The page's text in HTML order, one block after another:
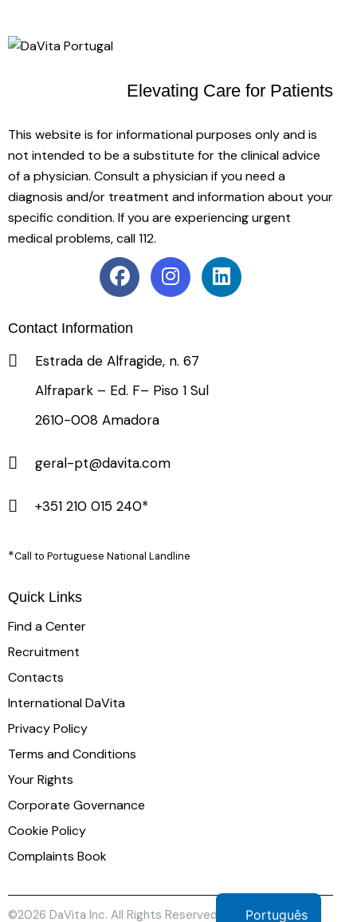
Elevating Care for Patients
This website is for informational purposes only and is
not intended to be a substitute for the clinical advice
of a physician. Consult a physician if you need a
diagnosis and/or treatment and information about your
specific condition. If you are experiencing urgent
medical problems, call 112.
Contact Information
Estrada de Alfragide, n. 67
Alfrapark – Ed. F– Piso 1 Sul
2610-008 Amadora
geral-pt@davita.com
+351 210 015 240*
*Call to Portuguese National Landline
Quick Links
Find a Center
Recruitment
Contacts
International DaVita
Privacy Policy
Terms and Conditions
Your Rights
Corporate Governance
Cookie Policy
Complaints Book
©2026 DaVita Inc. All Rights Reserved Português